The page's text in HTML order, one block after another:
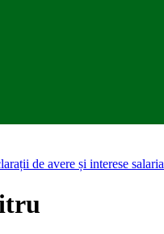
de avere și interese